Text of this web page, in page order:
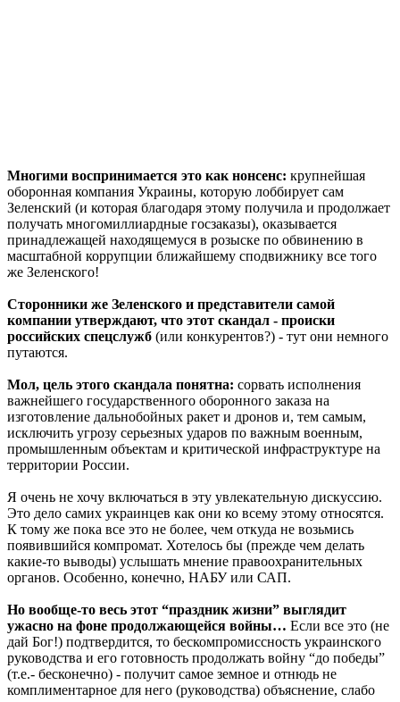
Многими воспринимается это как нонсенс: крупнейшая
оборонная компания Украины, которую лоббирует сам
Зеленский (и которая благодаря этому получила и продолжает
получать многомиллиардные госзаказы), оказывается
принадлежащей находящемуся в розыске по обвинению в
масштабной коррупции ближайшему сподвижнику все того
же Зеленского!
Сторонники же Зеленского и представители самой
компании утверждают, что этот скандал - происки
российских спецслужб (или конкурентов?) - тут они немного
путаются.
Мол, цель этого скандала понятна: сорвать исполнения
важнейшего государственного оборонного заказа на
изготовление дальнобойных ракет и дронов и, тем самым,
исключить угрозу серьезных ударов по важным военным,
промышленным объектам и критической инфраструктуре на
территории России.
Я очень не хочу включаться в эту увлекательную дискуссию.
Это дело самих украинцев как они ко всему этому относятся.
К тому же пока все это не более, чем откуда не возьмись
появившийся компромат. Хотелось бы (прежде чем делать
какие-то выводы) услышать мнение правоохранительных
органов. Особенно, конечно, НАБУ или САП.
Но вообще-то весь этот “праздник жизни” выглядит
ужасно на фоне продолжающейся войны… Если все это (не
дай Бог!) подтвердится, то бескомпромиссность украинского
руководства и его готовность продолжать войну “до победы”
(т.е.- бесконечно) - получит самое земное и отнюдь не
комплиментарное для него (руководства) объяснение, слабо